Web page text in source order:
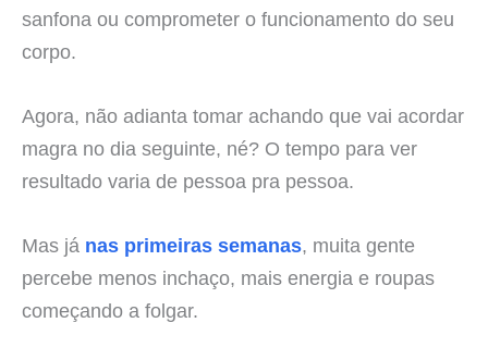
sanfona ou comprometer o funcionamento do seu
corpo.
Agora, não adianta tomar achando que vai acordar
magra no dia seguinte, né? O tempo para ver
resultado varia de pessoa pra pessoa.
Mas já nas primeiras semanas, muita gente
percebe menos inchaço, mais energia e roupas
começando a folgar.